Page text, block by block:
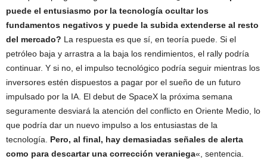
puede el entusiasmo por la tecnología ocultar los
fundamentos negativos y puede la subida extenderse al resto
del mercado? La respuesta es que sí, en teoría puede. Si el
petróleo baja y arrastra a la baja los rendimientos, el rally podría
continuar. Y si no, el impulso tecnológico podría seguir mientras los
inversores estén dispuestos a pagar por el sueño de un futuro
impulsado por la IA. El debut de SpaceX la próxima semana
seguramente desviará la atención del conflicto en Oriente Medio, lo
que podría dar un nuevo impulso a los entusiastas de la
tecnología. Pero, al final, hay demasiadas señales de alerta
como para descartar una corrección veraniega«, sentencia.